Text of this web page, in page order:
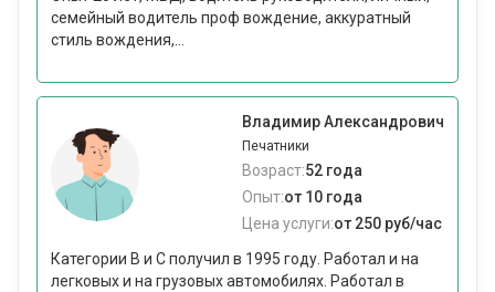
семейный водитель проф вождение, аккуратный
стиль вождения,...
Владимир Александрович
Печатники
Возраст:52 года
Опыт:от 10 года
Цена услуги:от 250 руб/час
Категории В и С получил в 1995 году. Работал и на
легковых и на грузовых автомобилях. Работал в